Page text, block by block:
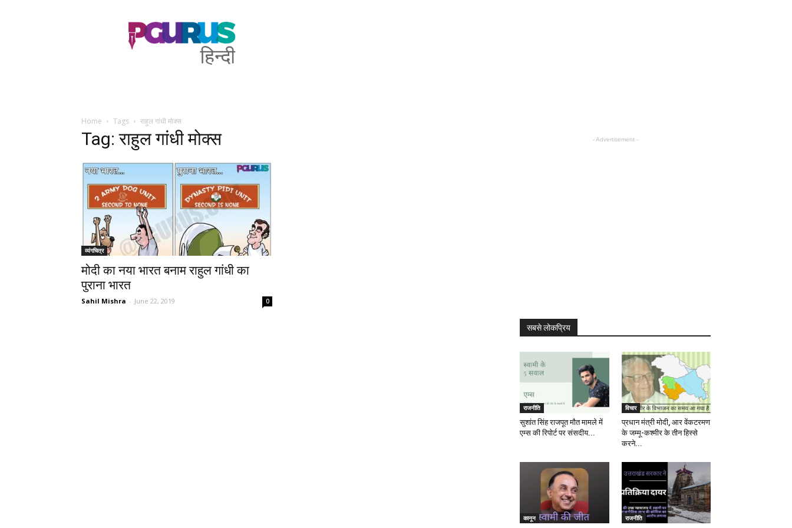
PGurus
Hindi
Home Tags राहुल गांधी मोक्स
Tag: राहुल गांधी मोक्स
व्यंगचित्र
मोदी का नया भारत बनाम राहुल गांधी का
पुराना भारत
Sahil Mishra - June 22, 2019 0
- Advertisement -
सबसे लोकप्रिय
राजनीति
सुशांत सिंह राजपूत मौत मामले में
एम्स की रिपोर्ट पर संसदीय...
विचार
प्रधान मंत्री मोदी, आर वेंकटरमण
के जम्मू-कश्मीर के तीन हिस्से
करने...
कानून राजनीति